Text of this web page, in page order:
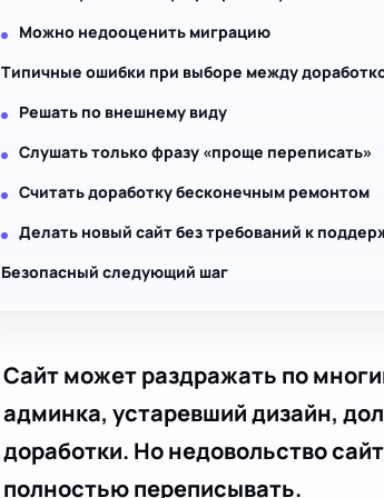
Можно недооценить миграцию
Типичные ошибки при выборе между
Решать по внешнему виду
Слушать только фразу «проще переписать»
Считать доработку бесконечным ремонтом
Делать новый сайт без требований к
Безопасный следующий шаг
Сайт может раздражать по
админка, устаревший дизайн,
доработки. Но недовольство
полностью переписывать.